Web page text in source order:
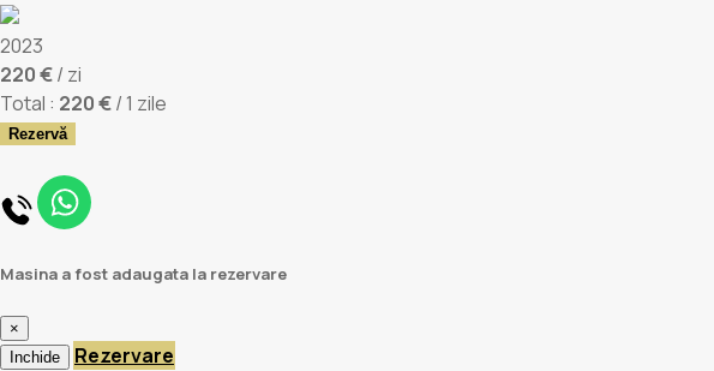
2023
220 €/ zi
Total : 220 €/ 1 zile
Rezervă
Masina a fost adaugata la rezervare
×
Inchide
Rezervare